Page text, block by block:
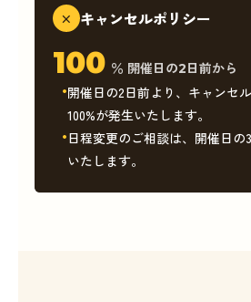
× キャンセルポリシー
100 ％ 開催日の2日前から
開催日の2日前より、キャンセ
100%が発生いたします。
日程変更のご相談は、開催日の
いたします。